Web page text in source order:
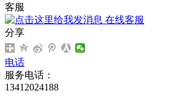
客服
在线客服
分享
电话
服务电话：
13412024188